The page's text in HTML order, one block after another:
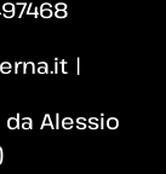
|
Alessio